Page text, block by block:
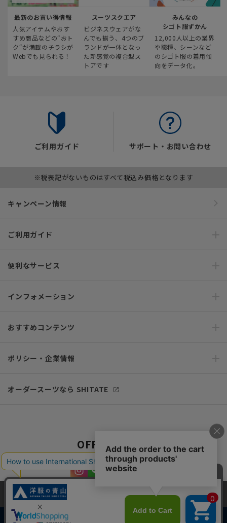
最新のお買い得情報
人気アイテムやおす
すめ商品などの“おト
ク“が満載のチラシが
Webでも見られる！
スーツスクエア
ビジネスウェアがな
んでも揃う、4つのブ
ランドが一体となっ
た新感覚の複合型ス
トアです
みんなの
シゴト服ずかん
12,000人以上の業界
や職種、シーンなど
のシゴト服の着用傾
向をデータ化。
ご利用ガイド サポート・お問い合わせ
※税表記がないものはすべて税込み価格となります
キャンペーン情報
ご利用ガイド
便利なサービス
インフォメーション
おすすめコンテンツ
ポリシー・企業情報
オーダースーツなら SHITATE
OFFICIAL SNS
当サイトでは、快適な閲覧体験とコンテンツ改善のためにCookieを使用
しています。閲覧を続けることで、Cookieの使用に同意したものとみな